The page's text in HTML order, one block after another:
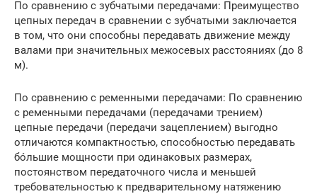
По сравнению с зубчатыми передачами: Преимущество
цепных передач в сравнении с зубчатыми заключается
в том, что они способны передавать движение между
валами при значительных межосевых расстояниях (до 8
м).
По сравнению с ременными передачами: По сравнению
с ременными передачами (передачами трением)
цепные передачи (передачи зацеплением) выгодно
отличаются компактностью, способностью передавать
бóльшие мощности при одинаковых размерах,
постоянством передаточного числа и меньшей
требовательностью к предварительному натяжению